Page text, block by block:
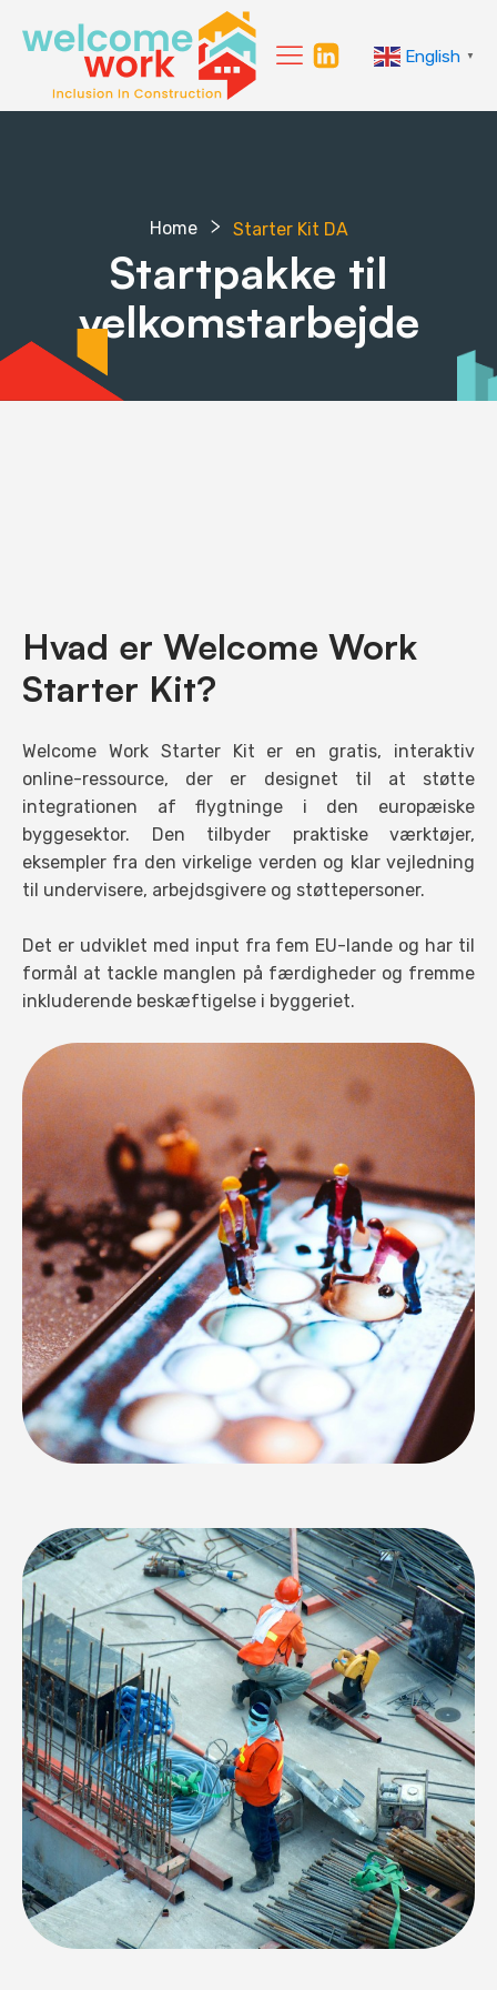
English ▼
Home Starter Kit DA
Startpakke til
velkomstarbejde
Hvad er Welcome Work
Starter Kit?
Welcome Work Starter Kit er en gratis, interaktiv
online-ressource, der er designet til at støtte
integrationen af flygtninge i den europæiske
byggesektor. Den tilbyder praktiske værktøjer,
eksempler fra den virkelige verden og klar vejledning
til undervisere, arbejdsgivere og støttepersoner.
Det er udviklet med input fra fem EU-lande og har til
formål at tackle manglen på færdigheder og fremme
inkluderende beskæftigelse i byggeriet.